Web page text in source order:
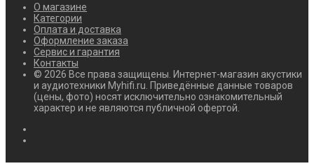
О магазине
Категории
Оплата и доставка
Оформление заказа
Сервис и гарантия
Контакты
© 2026 Все права защищены. Интернет-магазин акустики
и аудиотехники Myhifi.ru. Приведённые данные товаров
(цены, фото) носят исключительно ознакомительный
характер и не являются публичной офертой.